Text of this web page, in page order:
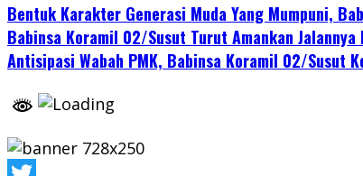
Bentuk Karakter Generasi Muda Yang Mumpuni,
Babinsa Koramil 02/Susut Turut Amankan
Antisipasi Wabah PMK, Babinsa Koramil 02/Susut